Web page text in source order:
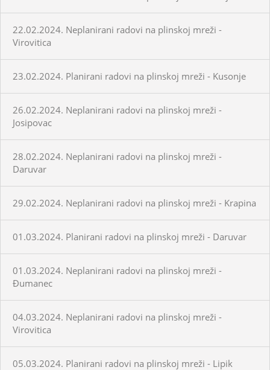
22.02.2024. Neplanirani radovi na plinskoj mreži -
Virovitica
23.02.2024. Planirani radovi na plinskoj mreži - Kusonje
26.02.2024. Neplanirani radovi na plinskoj mreži -
Josipovac
28.02.2024. Neplanirani radovi na plinskoj mreži -
Daruvar
29.02.2024. Neplanirani radovi na plinskoj mreži - Krapina
01.03.2024. Planirani radovi na plinskoj mreži - Daruvar
01.03.2024. Neplanirani radovi na plinskoj mreži -
Đumanec
04.03.2024. Neplanirani radovi na plinskoj mreži -
Virovitica
05.03.2024. Planirani radovi na plinskoj mreži - Lipik